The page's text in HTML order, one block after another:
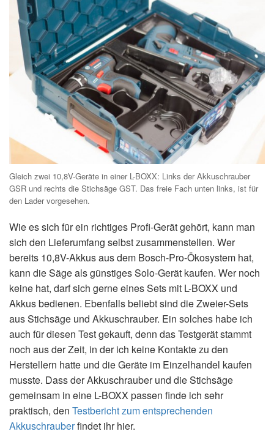
Gleich zwei 10,8V-Geräte in einer L-BOXX: Links der Akkuschrauber
GSR und rechts die Stichsäge GST. Das freie Fach unten links, ist für
den Lader vorgesehen.
Wie es sich für ein richtiges Profi-Gerät gehört, kann man
sich den Lieferumfang selbst zusammenstellen. Wer
bereits 10,8V-Akkus aus dem Bosch-Pro-Ökosystem hat,
kann die Säge als günstiges Solo-Gerät kaufen. Wer noch
keine hat, darf sich gerne eines Sets mit L-BOXX und
Akkus bedienen. Ebenfalls beliebt sind die Zweier-Sets
aus Stichsäge und Akkuschrauber. Ein solches habe ich
auch für diesen Test gekauft, denn das Testgerät stammt
noch aus der Zeit, in der ich keine Kontakte zu den
Herstellern hatte und die Geräte im Einzelhandel kaufen
musste. Dass der Akkuschrauber und die Stichsäge
gemeinsam in eine L-BOXX passen finde ich sehr
praktisch, den Testbericht zum entsprechenden
Akkuschrauberfindet ihr hier.